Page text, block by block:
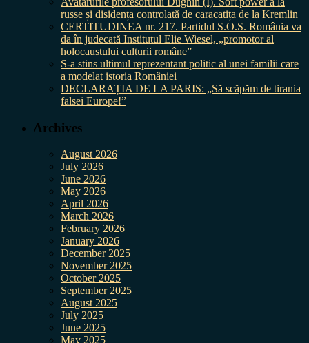
russe și disidența controlată de caracatița de la Kremlin
CERTITUDINEA nr. 217. Partidul S.O.S. România va
da în judecată Institutul Elie Wiesel, „promotor al
holocaustului culturii române”
S-a stins ultimul reprezentant politic al unei familii care
a modelat istoria României
DECLARAȚIA DE LA PARIS: „Să scăpăm de tirania
falsei Europe!”
Archives
August 2026
July 2026
June 2026
May 2026
April 2026
March 2026
February 2026
January 2026
December 2025
November 2025
October 2025
September 2025
August 2025
July 2025
June 2025
May 2025